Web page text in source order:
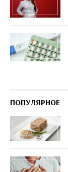
ПОПУЛЯРНОЕ